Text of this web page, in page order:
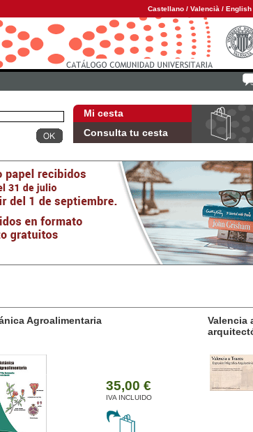
Castellano / Valencià / English
Mi cesta
Consulta tu cesta
Valencia a trazos: expresión poligráfica